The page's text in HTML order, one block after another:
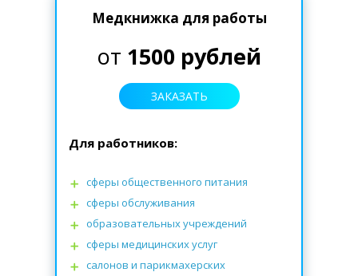
Медкнижка для работы
от 1500 рублей
ЗАКАЗАТЬ
Для работников:
сферы общественного питания
сферы обслуживания
образовательных учреждений
сферы медицинских услуг
салонов и парикмахерских